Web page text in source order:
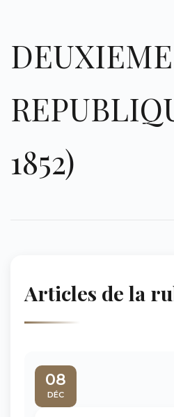
DEUXIEME
1852)
Articles de la
08
DÉC